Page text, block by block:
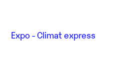
Expo - Climat express